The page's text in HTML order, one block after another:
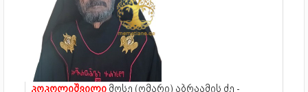
კოკოლიშვილი მოსე (ომარი) აბრაამის ძე -